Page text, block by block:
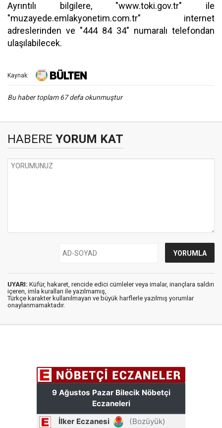
Ayrıntılı bilgilere, "www.toki.gov.tr" ile
"muzayede.emlakyonetim.com.tr" internet
adreslerinden ve "444 84 34" numaralı telefondan
ulaşılabilecek.
Kaynak:
Bu haber toplam 67 defa okunmuştur
HABERE YORUM KAT
UYARI: Küfür, hakaret, rencide edici cümleler veya imalar, inançlara saldırı
içeren, imla kuralları ile yazılmamış,
Türkçe karakter kullanılmayan ve büyük harflerle yazılmış yorumlar
onaylanmamaktadır.